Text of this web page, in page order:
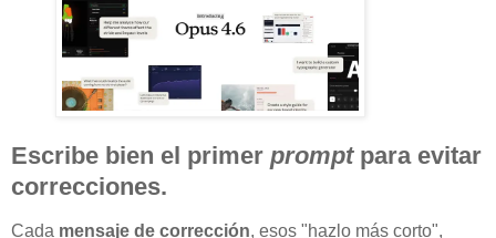
Escribe bien el primer promptpara evitar
correcciones.
Cada mensaje de corrección, esos "hazlo más corto",